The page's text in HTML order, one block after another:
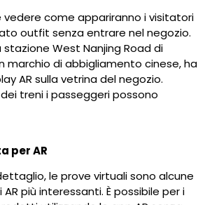
vedere come appariranno i visitatori
outfit senza entrare nel negozio.
West Nanjing Road di
marchio di abbigliamento cinese, ha
AR sulla vetrina del negozio.
treni i passeggeri possono
per AR
le prove virtuali sono alcune
più interessanti. È possibile per i